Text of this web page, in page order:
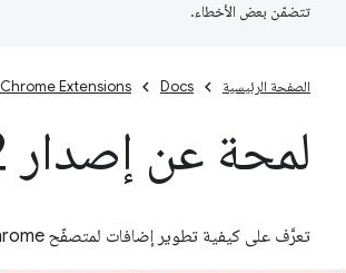
تتضمّن بعض الأخطاء.
الصفحة الرئيسية Docs
Chrome Extensions
لمحة عن إصدار Manifest V2
تعرَّف على كيفية تطوير إضافات لمتصفّح Chrome.